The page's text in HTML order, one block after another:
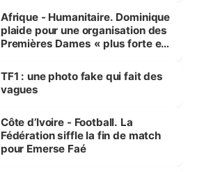
Afrique - Humanitaire. Dominique
plaide pour une organisation des
Premières Dames « plus forte et
sur la scène internationale »
TF1 : une photo fake qui fait des
vagues
Côte d’Ivoire - Football. La
Fédération siffle la fin de match
pour Emerse Faé